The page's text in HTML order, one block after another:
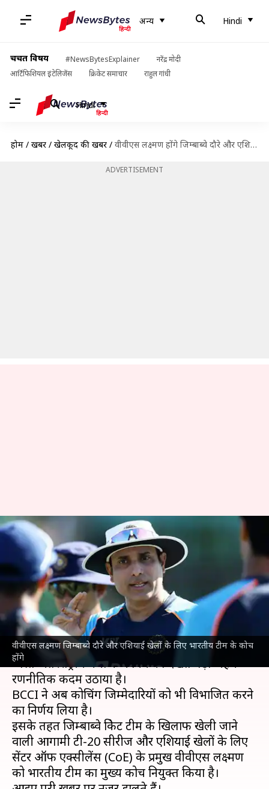
अन्य Hindi
चर्चित विषय #NewsBytesExplainer
नरेंद्र मोदी
आर्टिफिशियल इंटेलिजेंस
क्रिकेट समाचार राहुल गांधी
Hindi
होम / खबरें / खेलकूद की खबरें / वीवीएस लक्ष्मण होंगे जिम्बाब्वे दौरे और एशियाई खेलों के लिए भारतीय टीम के कोच
ADVERTISEMENT
वीवीएस लक्ष्मण जिम्बाब्वे दौरे और एशियाई खेलों के लिए भारतीय टीम के कोच
होंगे
वीवीएस लक्ष्मण होंगे जिम्बाब्वे दौरे
और एशियाई खेलों के लिए भारतीय
टीम के कोच
लेखन भारत शर्मा Jul 07, 2026 02:08 pm
क्या है खबर?
भारतीय क्रिकेट कंट्रोल बोर्ड (BCCI) नेभारतीय क्रिकेट टीमके
व्यस्त अंतरराष्ट्रीय मैचों के कार्यक्रम को देखते बड़ा अहम
रणनीतिक कदम उठाया है।
BCCI ने अब कोचिंग जिम्मेदारियों को भी विभाजित करने
का निर्णय लिया है।
इसके तहत जिम्बाब्वे क्रिकेट टीम के खिलाफ खेली जाने
वाली आगामी टी-20 सीरीज और एशियाई खेलों के लिए
सेंटर ऑफ एक्सीलेंस (CoE) के प्रमुख वीवीएस लक्ष्मण
को भारतीय टीम का मुख्य कोच नियुक्त किया है।